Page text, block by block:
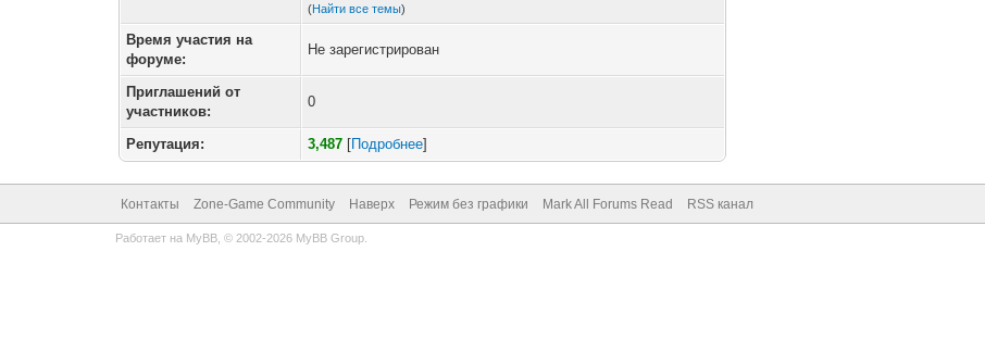
(Найти все темы)
Время участия на
форуме:
Не зарегистрирован
Приглашений от
участников:
0
Репутация: 3,487 [Подробнее]
Контакты Zone-Game Community Наверх Режим без графики Mark All Forums Read RSS канал
Работает на MyBB, © 2002-2026 MyBB Group.